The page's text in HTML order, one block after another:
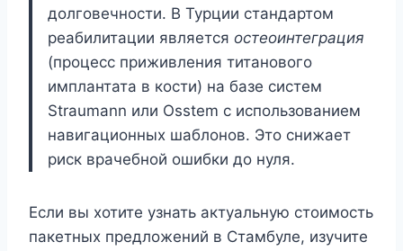
долговечности. В Турции стандартом
реабилитации является остеоинтеграция
(процесс приживления титанового
имплантата в кости) на базе систем
Straumann или Osstem с использованием
навигационных шаблонов. Это снижает
риск врачебной ошибки до нуля.
Если вы хотите узнать актуальную стоимость
пакетных предложений в Стамбуле, изучите